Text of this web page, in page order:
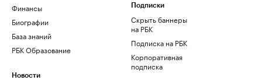
Финансы
Биографии
База знаний
РБК Образование
Новости
Подписки
Скрыть баннеры
на РБК
Подписка на РБК
Корпоративная
подписка